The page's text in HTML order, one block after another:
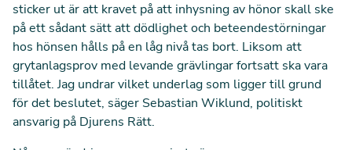
sticker ut är att kravet på att inhysning av hönor skall ske
på ett sådant sätt att dödlighet och beteendestörningar
hos hönsen hålls på en låg nivå tas bort. Liksom att
grytanlagsprov med levande grävlingar fortsatt ska vara
tillåtet. Jag undrar vilket underlag som ligger till grund
för det beslutet, säger Sebastian Wiklund, politiskt
ansvarig på Djurens Rätt.